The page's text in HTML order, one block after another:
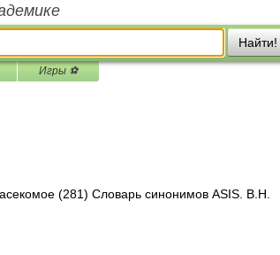
Найти!
Игры ⚽
(281) Словарь синонимов ASIS. В.Н.